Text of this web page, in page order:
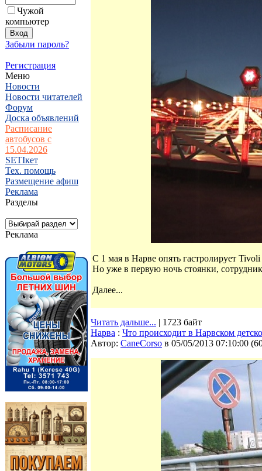
Чужой
компьютер
Забыли пароль?
Регистрация
Меню
Новости
Новости читателей
Форум
Доска объявлений
Расписание
автобусов с
15.04.2026
SETIкет
Тех. помощь
Размещение афиш
Реклама
Разделы
Реклама
С 1 мая в Нарве опять гастролирует
Но уже в первую ночь стоянки,
Далее...
Читать дальше... | 1723 байт
Нарва : Что происходит в Нарвском
Автор: CaneCorso в 05/05/2013 07:10:00 (